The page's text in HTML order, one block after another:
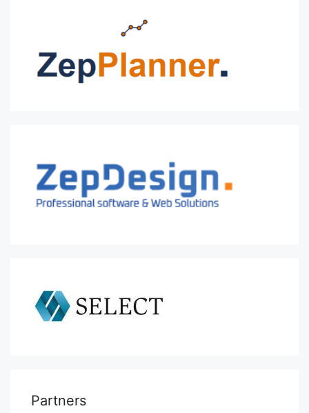
Partners